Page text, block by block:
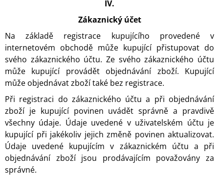
IV.
Zákaznický účet
Na základě registrace kupujícího provedené v
internetovém obchodě může kupující přistupovat do
svého zákaznického účtu. Ze svého zákaznického účtu
může kupující provádět objednávání zboží. Kupující
může objednávat zboží také bez registrace.
Při registraci do zákaznického účtu a při objednávání
zboží je kupující povinen uvádět správně a pravdivě
všechny údaje. Údaje uvedené v uživatelském účtu je
kupující při jakékoliv jejich změně povinen aktualizovat.
Údaje uvedené kupujícím v zákaznickém účtu a při
objednávání zboží jsou prodávajícím považovány za
správné.